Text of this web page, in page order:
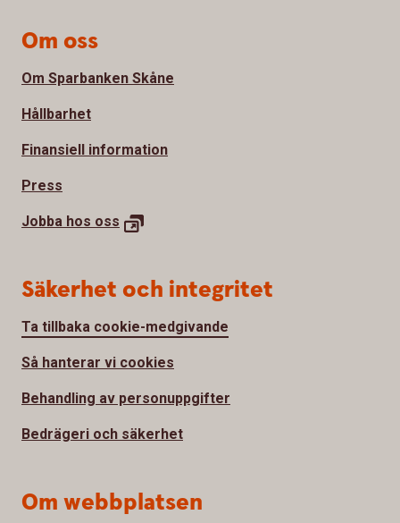
Om oss
Om Sparbanken Skåne
Hållbarhet
Finansiell information
Press
Jobba hos oss
Säkerhet och integritet
Ta tillbaka cookie-medgivande
Så hanterar vi cookies
Behandling av personuppgifter
Bedrägeri och säkerhet
Om webbplatsen